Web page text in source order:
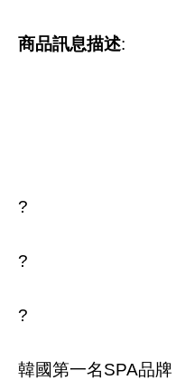
商品訊息描述:
?
?
?
韓國第一名SPA品